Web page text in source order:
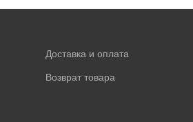
Доставка и оплата
Возврат товара